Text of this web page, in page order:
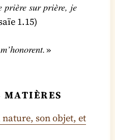
prière sur prière, je
1.15)
»
MATIÈRES
nature, son objet, et